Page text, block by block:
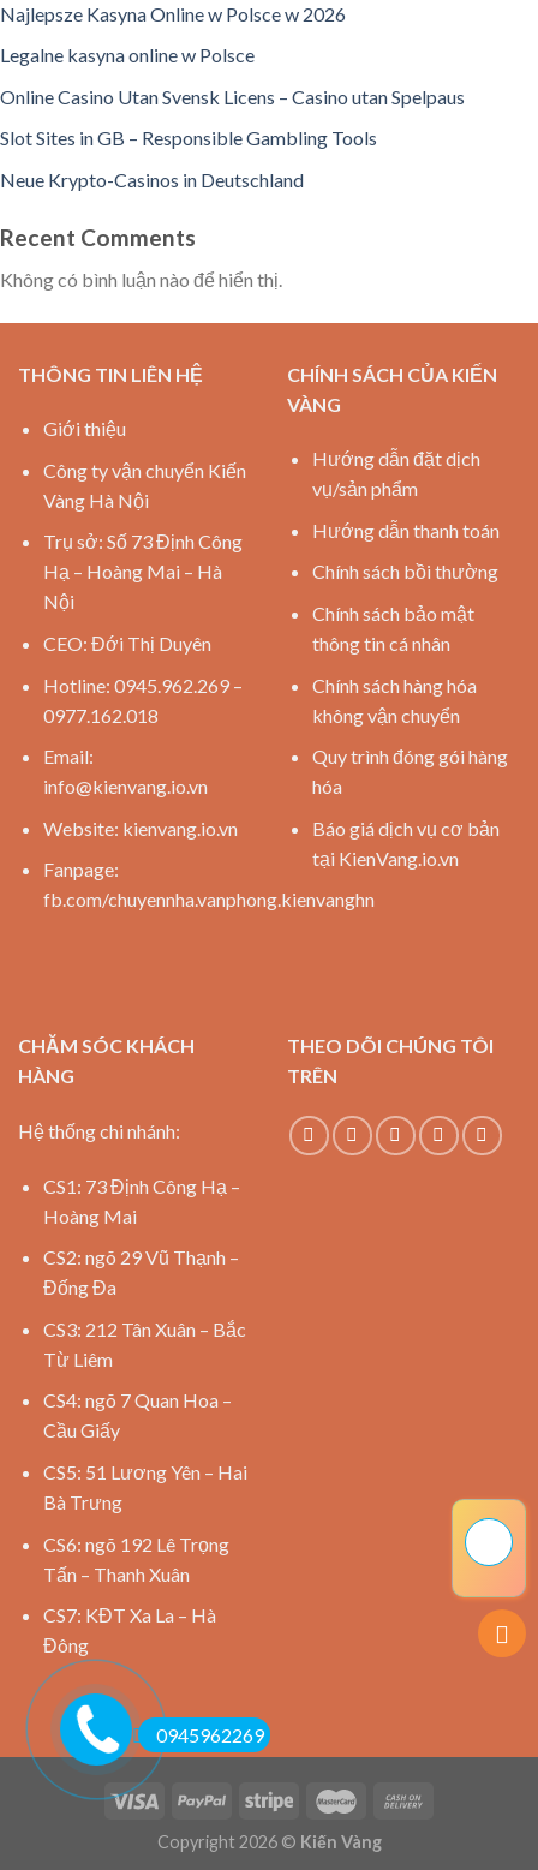
Najlepsze Kasyna Online w Polsce w 2026
Legalne kasyna online w Polsce
Online Casino Utan Svensk Licens – Casino utan Spelpaus
Slot Sites in GB – Responsible Gambling Tools
Neue Krypto-Casinos in Deutschland
Recent Comments
Không có bình luận nào để hiển thị.
THÔNG TIN LIÊN HỆ
Giới thiệu
Công ty vận chuyển Kiến
Vàng Hà Nội
Trụ sở: Số 73 Định Công
Hạ – Hoàng Mai – Hà
Nội
CEO: Đới Thị Duyên
Hotline: 0945.962.269 –
0977.162.018
Email:
info@kienvang.io.vn
Website: kienvang.io.vn
Fanpage:
fb.com/chuyennha.vanphong.kienvanghn
CHÍNH SÁCH CỦA KIẾN
VÀNG
Hướng dẫn đặt dịch
vụ/sản phẩm
Hướng dẫn thanh toán
Chính sách bồi thường
Chính sách bảo mật
thông tin cá nhân
Chính sách hàng hóa
không vận chuyển
Quy trình đóng gói hàng
hóa
Báo giá dịch vụ cơ bản
tại KienVang.io.vn
CHĂM SÓC KHÁCH
HÀNG
Hệ thống chi nhánh:
CS1: 73 Định Công Hạ –
Hoàng Mai
CS2: ngõ 29 Vũ Thạnh –
Đống Đa
CS3: 212 Tân Xuân – Bắc
Từ Liêm
CS4: ngõ 7 Quan Hoa –
Cầu Giấy
CS5: 51 Lương Yên – Hai
Bà Trưng
CS6: ngõ 192 Lê Trọng
Tấn – Thanh Xuân
CS7: KĐT Xa La – Hà
Đông
THEO DÕI CHÚNG TÔI
TRÊN
Copyright 2026 © Kiến Vàng
0945962269